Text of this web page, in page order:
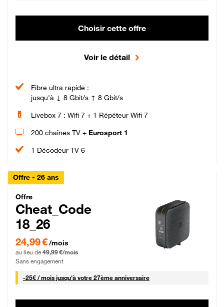
Choisir cette offre
Voir le détail
Fibre ultra rapide :
jusqu'à ↓ 8 Gbit/s ↑ 8 Gbit/s
Livebox 7 : Wifi 7 + 1 Répéteur Wifi 7
200 chaînes TV + Eurosport 1
1 Décodeur TV 6
Offre - 26 ans
Cheat_Code Fibre_18_26
Offre
Cheat_Code
18_26
24,99 € par mois pendant 0 mois puis 49,99 € par mois, Sans engagement
24,99 €/mois
au lieu de 49,99 €/mois
Sans engagement
-25€ / mois25 € par mois
jusqu'à votre 27ème anniversaire